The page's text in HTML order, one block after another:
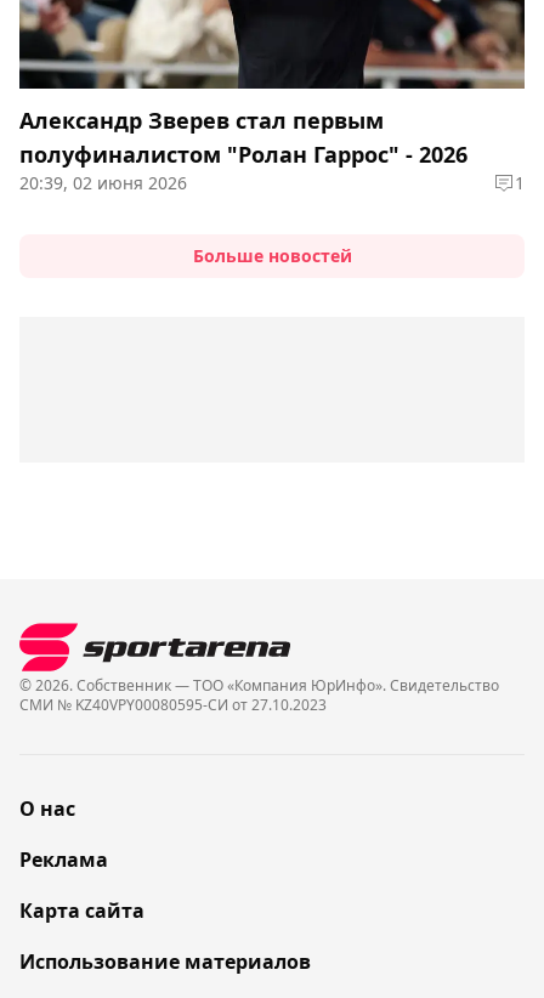
Александр Зверев стал первым
полуфиналистом "Ролан Гаррос" - 2026
20:39, 02 июня 2026 1
Больше новостей
© 2026. Собственник — ТОО «Компания ЮрИнфо». Cвидетельство
СМИ № KZ40VPY00080595-СИ от 27.10.2023
О нас
Реклама
Карта сайта
Использование материалов